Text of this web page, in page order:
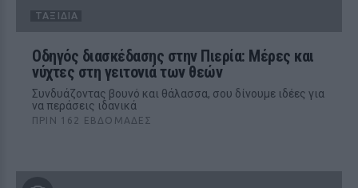
ΤΑΞΊΔΙΑ
Οδηγός διασκέδασης στην Πιερία: Μέρες και
νύχτες στη γειτονιά των θεών
Συνδυάζοντας βουνό και θάλασσα, σου δίνουμε ιδέες για
να περάσεις ιδανικά
ΠΡΙΝ 162 ΕΒΔΟΜΆΔΕΣ